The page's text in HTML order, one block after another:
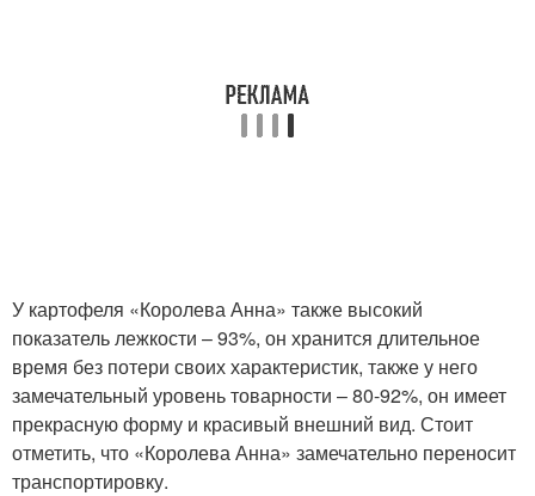
У картофеля «Королева Анна» также высокий
показатель лежкости – 93%, он хранится длительное
время без потери своих характеристик, также у него
замечательный уровень товарности – 80-92%, он имеет
прекрасную форму и красивый внешний вид. Стоит
отметить, что «Королева Анна» замечательно переносит
транспортировку.